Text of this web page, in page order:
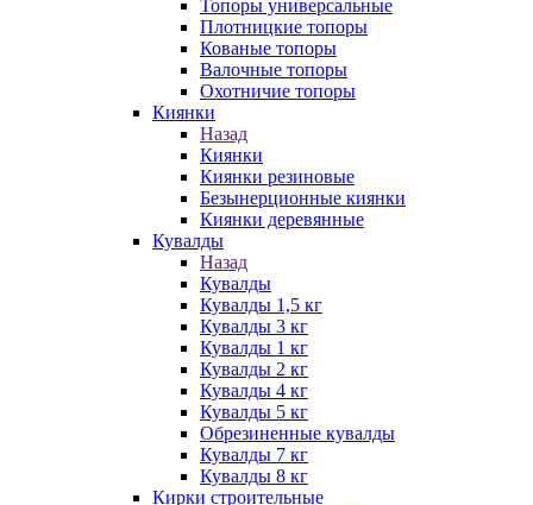
Топоры универсальные
Плотницкие топоры
Кованые топоры
Валочные топоры
Охотничие топоры
Киянки
Назад
Киянки
Киянки резиновые
Безынерционные киянки
Киянки деревянные
Кувалды
Назад
Кувалды
Кувалды 1,5 кг
Кувалды 3 кг
Кувалды 1 кг
Кувалды 2 кг
Кувалды 4 кг
Кувалды 5 кг
Обрезиненные кувалды
Кувалды 7 кг
Кувалды 8 кг
Кирки строительные